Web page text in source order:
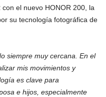
el nuevo HONOR 200, la
su tecnología fotográfica de
siempre muy cercana. En el
mis movimientos y
es clave para
e hijos, especialmente